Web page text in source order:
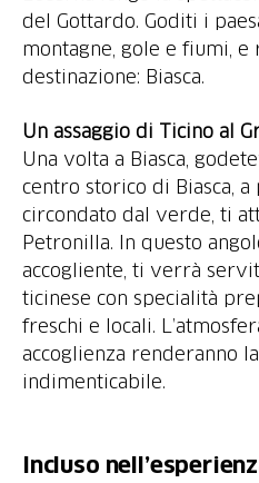
del Gottardo. Goditi i
montagne, gole e fiumi, e
destinazione: Biasca.
Un assaggio di Ticino al
Una volta a Biasca,
centro storico di Biasca, a
circondato dal verde, ti
Petronilla. In questo
accogliente, ti verrà
ticinese con specialità
freschi e locali.
accoglienza renderanno
indimenticabile.
Incluso